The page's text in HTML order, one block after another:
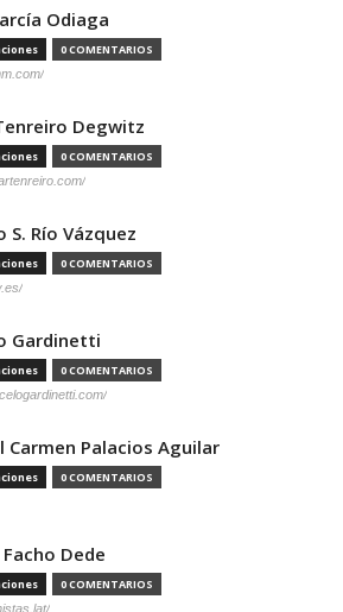
Odiaga
0 COMENTARIOS
Degwitz
0 COMENTARIOS
S. Río Vázquez
0 COMENTARIOS
Gardinetti
0 COMENTARIOS
Carmen Palacios Aguilar
0 COMENTARIOS
Dede
0 COMENTARIOS